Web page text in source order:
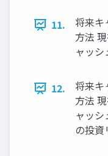
11.
将来キ
方法
ャッシ
12.
将来キ
方法
ャッシ
の投資